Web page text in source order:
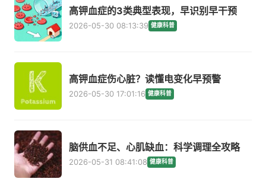
高钾血症的3类典型表现，早识别早干预
2026-05-30 08:13:39 健康科普
高钾血症伤心脏？读懂电变化早预警
2026-05-30 17:01:16 健康科普
脑供血不足、心肌缺血：科学调理全攻略
2026-05-31 08:41:08 健康科普